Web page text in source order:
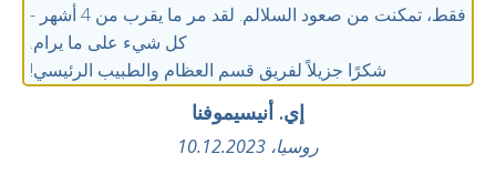
فقط، تمكنت من صعود السلالم. لقد مر ما يقرب من 4 أشهر -
كل شيء على ما يرام.
شكرًا جزيلاً لفريق قسم العظام والطبيب الرئيسي!
إي. أنيسيموفنا
روسيا، 10.12.2023